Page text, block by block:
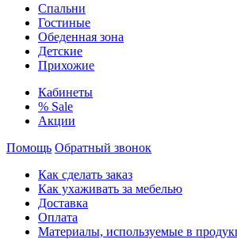
Спальни
Гостиные
Обеденная зона
Детские
Прихожие
Кабинеты
% Sale
Акции
Помощь Обратный звонок
Как сделать заказ
Как ухаживать за мебелью
Доставка
Оплата
Материалы, используемые в